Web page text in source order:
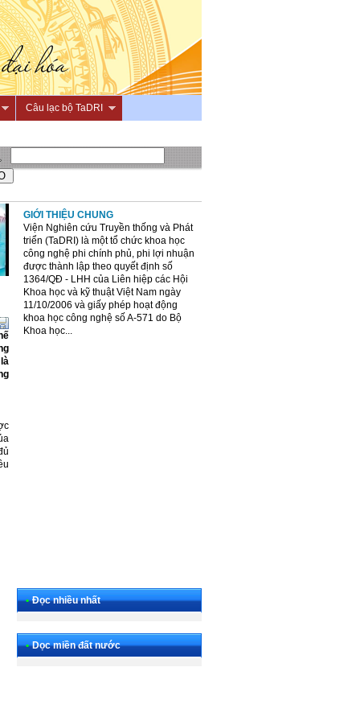
Câu lạc bộ TaDRI
GIỚI THIỆU CHUNG
Viện Nghiên cứu Truyền thống và Phát
triển (TaDRI) là một tổ chức khoa học
công nghệ phi chính phủ, phi lợi nhuận
được thành lập theo quyết định số
1364/QĐ - LHH của Liên hiệp các Hội
Khoa học và kỹ thuật Việt Nam ngày
11/10/2006 và giấy phép hoạt động
khoa học công nghệ số A-571 do Bộ
Khoa học...
• Đọc nhiều nhất
• Dọc miền đất nước